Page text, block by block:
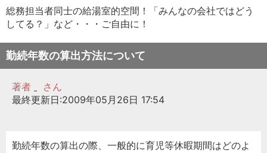
総務担当者同士の給湯室的空間！「みんなの会社ではどう
してる？」など・・・ご自由に！
勤続年数の算出方法について
著者
さん
最終更新日:2009年05月26日 17:54
勤続年数の算出の際、一般的に育児等休暇期間はどのよ